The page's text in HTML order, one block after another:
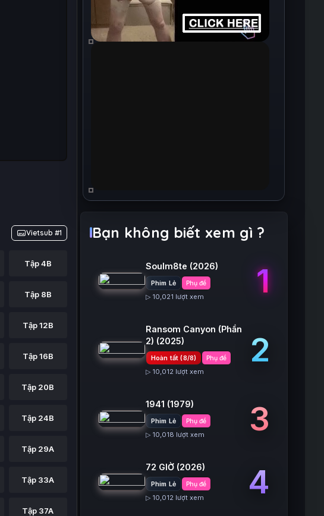
Vietsub #1
Tập 4B
Tập 8B
Tập 12B
Tập 16B
Tập 20B
Tập 24B
Tập 29A
Tập 33A
Tập 37A
Bạn không biết xem gì ?
Soulm8te (2026)
Phim Lẻ Phụ đề
▷ 10,021 lượt xem 1
Ransom Canyon (Phần
2) (2025)
Hoàn tất (8/8) Phụ đề
▷ 10,012 lượt xem
2
1941 (1979)
Phim Lẻ Phụ đề
▷ 10,018 lượt xem 3
72 GIỜ (2026)
Phim Lẻ Phụ đề
▷ 10,012 lượt xem 4